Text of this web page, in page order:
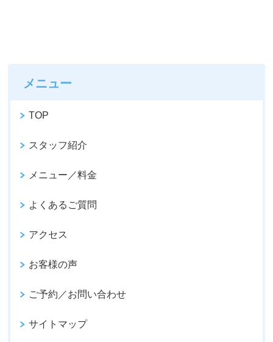
メニュー
TOP
スタッフ紹介
メニュー／料金
よくあるご質問
アクセス
お客様の声
ご予約／お問い合わせ
サイトマップ